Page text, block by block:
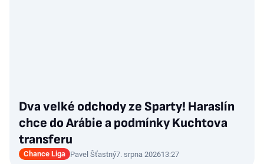
Dva velké odchody ze Sparty! Haraslín
chce do Arábie a podmínky Kuchtova
transferu
Chance Liga Pavel Šťastný7. srpna 202613:27